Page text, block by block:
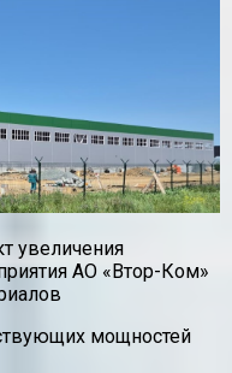
увеличения
АО «Втор-Ком»
мощностей